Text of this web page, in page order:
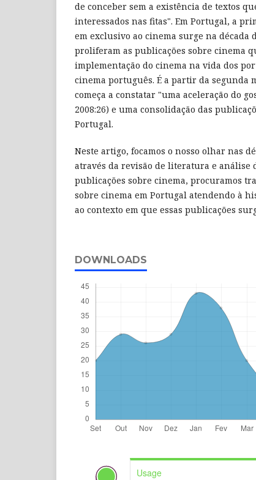
de conceber sem a existência de textos
interessados nas fitas". Em Portugal, a
em exclusivo ao cinema surge na década
proliferam as publicações sobre cinema
implementação do cinema na vida dos
cinema português. É a partir da segunda
começa a constatar "uma aceleração do
2008:26) e uma consolidação das
Portugal.
Neste artigo, focamos o nosso olhar nas
através da revisão de literatura e análise
publicações sobre cinema, procuramos
sobre cinema em Portugal atendendo à
ao contexto em que essas publicações
DOWNLOADS
Usage